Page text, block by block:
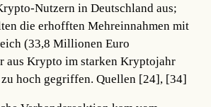
Nutzern in Deutschland aus;
die erhofften Mehreinnahmen mit
(33,8 Millionen Euro
aus Krypto im starken Kryptojahr
hoch gegriffen.Quellen [24], [34]